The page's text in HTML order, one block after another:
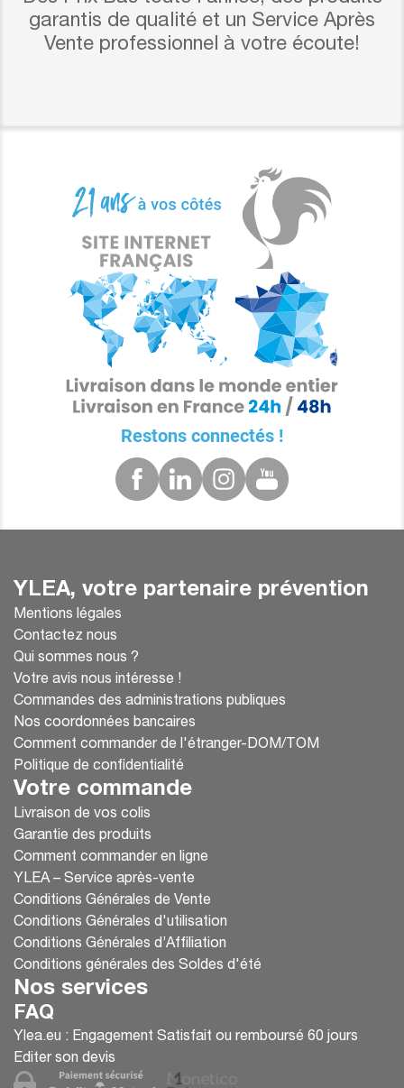
garantis de qualité et un Service Après
Vente professionnel à votre écoute!
Restons connectés !
YLEA, votre partenaire prévention
Mentions légales
Contactez nous
Qui sommes nous ?
Votre avis nous intéresse !
Commandes des administrations publiques
Nos coordonnées bancaires
Comment commander de l'étranger-DOM/TOM
Politique de confidentialité
Votre commande
Livraison de vos colis
Garantie des produits
Comment commander en ligne
YLEA – Service après-vente
Conditions Générales de Vente
Conditions Générales d'utilisation
Conditions Générales d’Affiliation
Conditions générales des Soldes d'été
Nos services
FAQ
Ylea.eu : Engagement Satisfait ou remboursé 60 jours
Editer son devis